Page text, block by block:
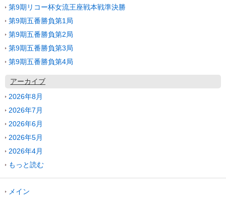
第9期リコー杯女流王座戦本戦準決勝
第9期五番勝負第1局
第9期五番勝負第2局
第9期五番勝負第3局
第9期五番勝負第4局
アーカイブ
2026年8月
2026年7月
2026年6月
2026年5月
2026年4月
もっと読む
メイン